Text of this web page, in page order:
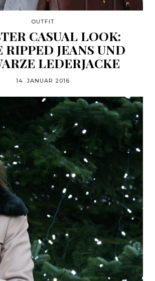
OUTFIT
CASUAL LOOK:
RIPPED JEANS UND
LEDERJACKE
14. JANUAR 2016